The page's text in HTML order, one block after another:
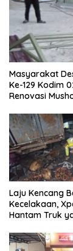
Masyarakat
Ke-129 Kodim
Renovasi
Laju Kencang
Kecelakaan,
Hantam Truk